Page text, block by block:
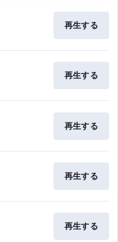
再生する
再生する
再生する
再生する
再生する